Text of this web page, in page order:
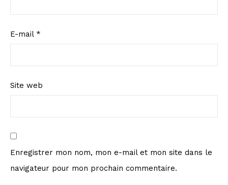
E-mail *
Site web
Enregistrer mon nom, mon e-mail et mon site dans le
navigateur pour mon prochain commentaire.